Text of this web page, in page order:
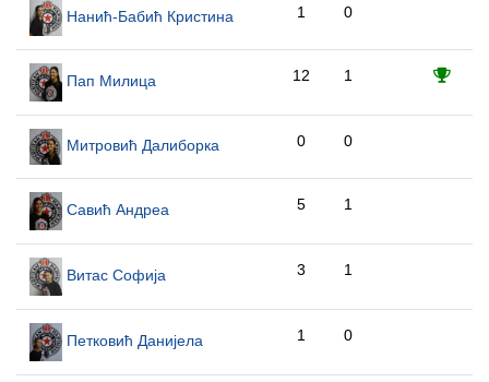
Нанић-Бабић Кристина 1 0
Пап Милица 12 1
Митровић Далиборка 0 0
Савић Андреа 5 1
Витас Софија 3 1
Петковић Данијела 1 0